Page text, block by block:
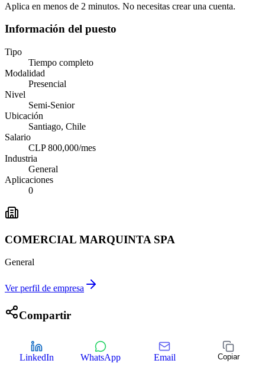
Aplica en menos de 2 minutos. No necesitas crear una cuenta.
Información del puesto
Tipo
Tiempo completo
Modalidad
Presencial
Nivel
Semi-Senior
Ubicación
Santiago, Chile
Salario
CLP 800,000/mes
Industria
General
Aplicaciones
0
COMERCIAL MARQUINTA SPA
General
Ver perfil de empresa
Compartir
LinkedIn WhatsApp Email Copiar